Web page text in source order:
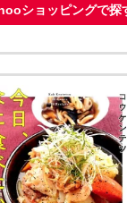
ショッピングで探